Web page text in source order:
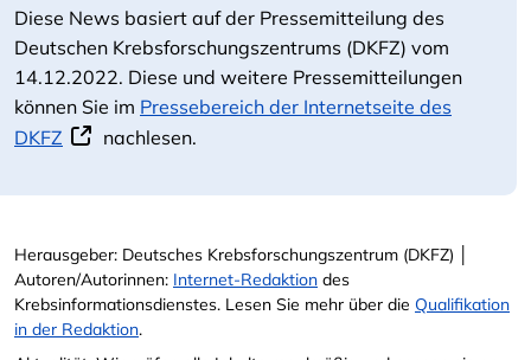
Diese News basiert auf der Pressemitteilung des
Deutschen Krebsforschungszentrums (DKFZ) vom
14.12.2022. Diese und weitere Pressemitteilungen
können Sie im Pressebereich der Internetseite des
DKFZ
nachlesen.
Herausgeber: Deutsches Krebsforschungszentrum (DKFZ) │
Autoren/Autorinnen: Internet-Redaktion des
Krebsinformationsdienstes. Lesen Sie mehr über die Qualifikation
in der Redaktion.